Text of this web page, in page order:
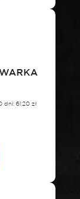
dni: 61,20 zł